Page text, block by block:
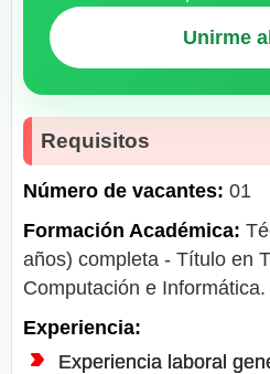
Unirme
Requisitos
Número de vacantes: 01
Formación Académica:
años) completa - Título en
Computación e Informática.
Experiencia:
Experiencia laboral